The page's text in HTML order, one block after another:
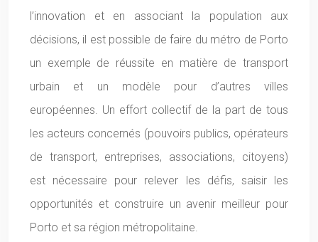
l’innovation et en associant la population aux
décisions, il est possible de faire du métro de Porto
un exemple de réussite en matière de transport
urbain et un modèle pour d’autres villes
européennes. Un effort collectif de la part de tous
les acteurs concernés (pouvoirs publics, opérateurs
de transport, entreprises, associations, citoyens)
est nécessaire pour relever les défis, saisir les
opportunités et construire un avenir meilleur pour
Porto et sa région métropolitaine.